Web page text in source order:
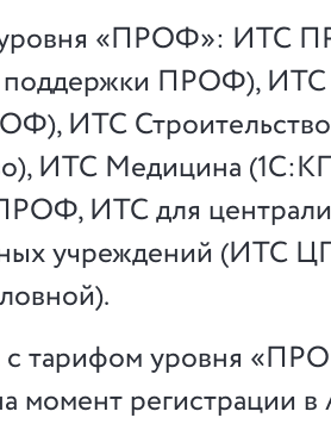
«ПРОФ»: ИТС
поддержки ПРОФ),
ИТС
ИТС Медицина
ИТС для
учреждений (ИТС
тарифом уровня
момент регистрации